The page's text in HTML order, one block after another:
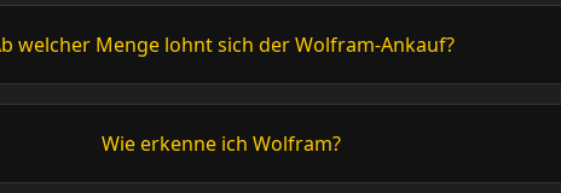
welcher Menge lohnt sich der Wolfram-Ankauf?
Wie erkenne ich Wolfram?